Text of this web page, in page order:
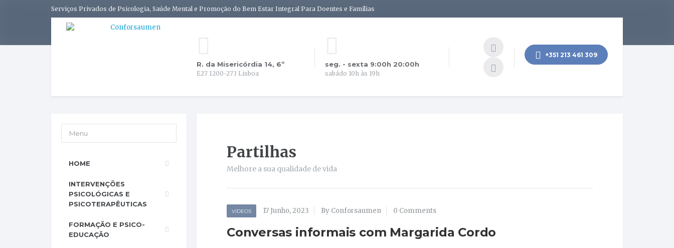
Serviços Privados de Psicologia, Saúde Mental e Promoção do Bem Estar Integral Para Doentes e Famílias
R. da Misericórdia 14, 6º
E27 1200-273 Lisboa
seg. - sexta 9:00h 20:00h
sabádo 10h às 19h
+351 213 461 309
Partilhas
Melhore a sua qualidade de vida
VIDEOS 17 Junho, 2023 By Conforsaumen 0 Comments
Conversas informais com Margarida Cordo
Menu
HOME
INTERVENÇÕES
PSICOLÓGICAS E
PSICOTERAPÊUTICAS
FORMAÇÃO E PSICO-
EDUCAÇÃO